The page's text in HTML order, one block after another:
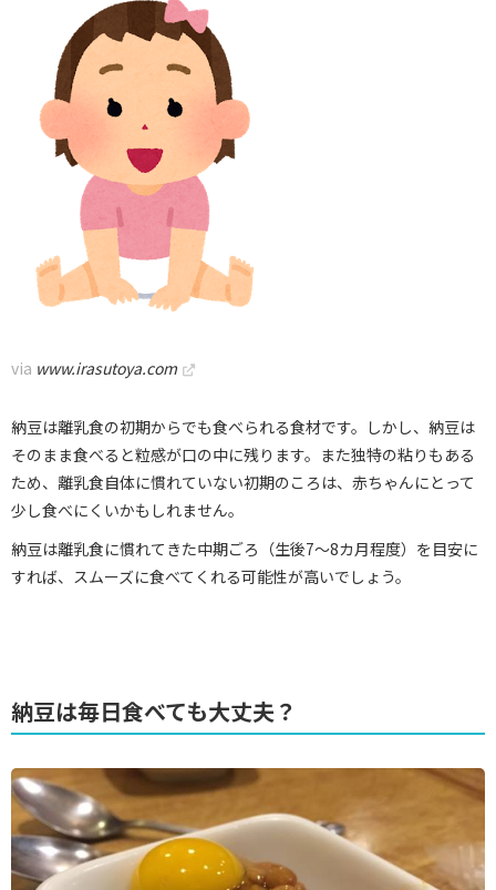
via www.irasutoya.com
納豆は離乳食の初期からでも食べられる食材です。しかし、納豆は
そのまま食べると粒感が口の中に残ります。また独特の粘りもある
ため、離乳食自体に慣れていない初期のころは、赤ちゃんにとって
少し食べにくいかもしれません。
納豆は離乳食に慣れてきた中期ごろ（生後7～8カ月程度）を目安に
すれば、スムーズに食べてくれる可能性が高いでしょう。
納豆は毎日食べても大丈夫？